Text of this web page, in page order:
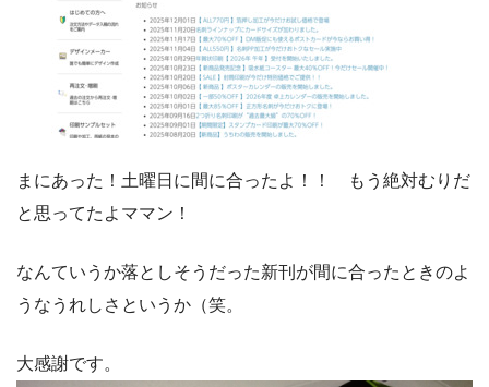
まにあった！土曜日に間に合ったよ！！ もう絶対むりだ
と思ってたよママン！
なんていうか落としそうだった新刊が間に合ったときのよ
うなうれしさというか（笑。
大感謝です。